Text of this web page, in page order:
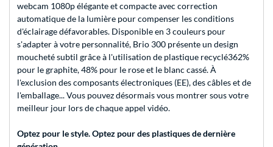
webcam 1080p élégante et compacte avec correction
automatique de la lumière pour compenser les conditions
d'éclairage défavorables. Disponible en 3 couleurs pour
s'adapter à votre personnalité, Brio 300 présente un design
moucheté subtil grâce à l'utilisation de plastique recyclé362%
pour le graphite, 48% pour le rose et le blanc cassé. À
l'exclusion des composants électroniques (EE), des câbles et de
l'emballage... Vous pouvez désormais vous montrer sous votre
meilleur jour lors de chaque appel vidéo.
Optez pour le style. Optez pour des plastiques de dernière